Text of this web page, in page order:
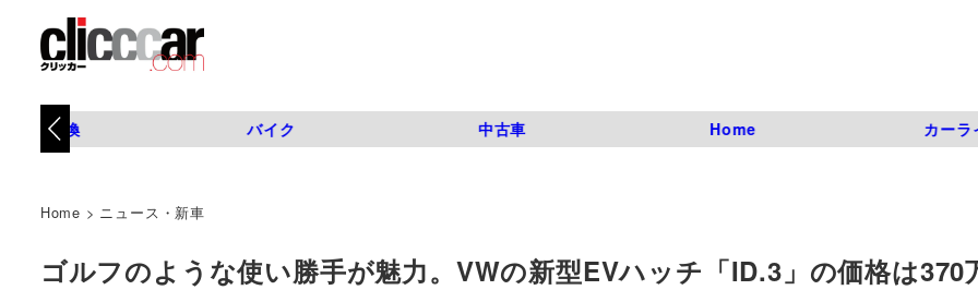
タイヤ交換 バイク 中古車 Home カーラ
Home > ニュース・新車
ゴルフのような使い勝手が魅力。VWの新型EVハッチ「ID.3」の価格は370